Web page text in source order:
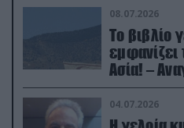
08.07.2026
Το βιβλίο
εμφανίζει
Ασία! –
04.07.2026